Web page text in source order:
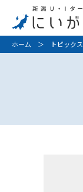
ホーム ＞ トピックス